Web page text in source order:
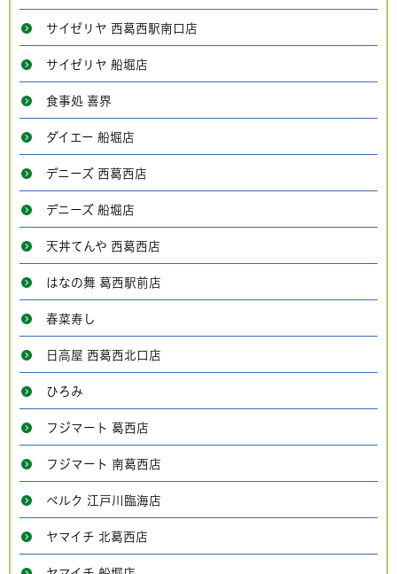
サイゼリヤ 西葛西駅南口店
サイゼリヤ 船堀店
食事処 喜界
ダイエー 船堀店
デニーズ 西葛西店
デニーズ 船堀店
天丼てんや 西葛西店
はなの舞 葛西駅前店
春菜寿し
日高屋 西葛西北口店
ひろみ
フジマート 葛西店
フジマート 南葛西店
ベルク 江戸川臨海店
ヤマイチ 北葛西店